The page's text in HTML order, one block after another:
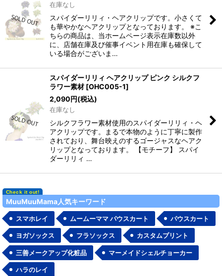
在庫なし
スパイダーリリィ・ヘアクリップです。小さくて
も華やかなヘアクリップとなっております。 ※こ
ちらの商品は、当ホームページ表示在庫数以外
に、店舗在庫及び催事イベント用在庫も確保して
いる場合がございま…
スパイダーリリィ ヘアクリップ ピンク シルクフ
ラワー素材 [OHC005-1]
2,090円(税込)
在庫なし
シルクフラワー素材使用のスパイダーリリィ・ヘ
アクリップです。まるで本物のように丁寧に製作
されており、舞台映えのするゴージャスなヘアク
リップとなっております。 【モチーフ】 スパイ
ダーリリィ …
MuuMuuMama人気キーワード
スマホレイ ムームーママ パウスカート パウスカート
ヨガソックス フラソックス カスタムプリント
三善メークアップ化粧品 マーメイドシェルチョーカー
ハラのレイ